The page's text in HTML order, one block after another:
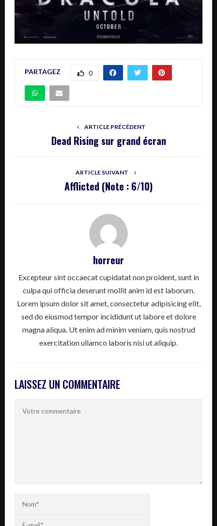
PARTAGEZ 0
ARTICLE PRÉCÉDENT
Dead Rising sur grand écran
ARTICLE SUIVANT
Afflicted (Note : 6/10)
horreur
Excepteur sint occaecat cupidatat non proident, sunt in
culpa qui officia deserunt mollit anim id est laborum.
Lorem ipsum dolor sit amet, consectetur adipisicing elit,
sed do eiusmod tempor incididunt ut labore et dolore
magna aliqua. Ut enim ad minim veniam, quis nostrud
exercitation ullamco laboris nisi ut aliquip.
LAISSEZ UN COMMENTAIRE